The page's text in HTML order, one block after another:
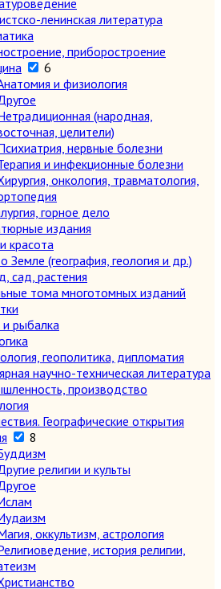
ленинская литература
приборостроение
6
и физиология
(народная,
целители)
нервные болезни
и инфекционные болезни
онкология, травматология,
горное дело
издания
красота
Земле (география, геология и др.)
сад, растения
тома многотомных изданий
рыбалка
геополитика, дипломатия
научно-техническая литература
производство
Географические открытия
8
религии и культы
оккультизм, астрология
история религии,